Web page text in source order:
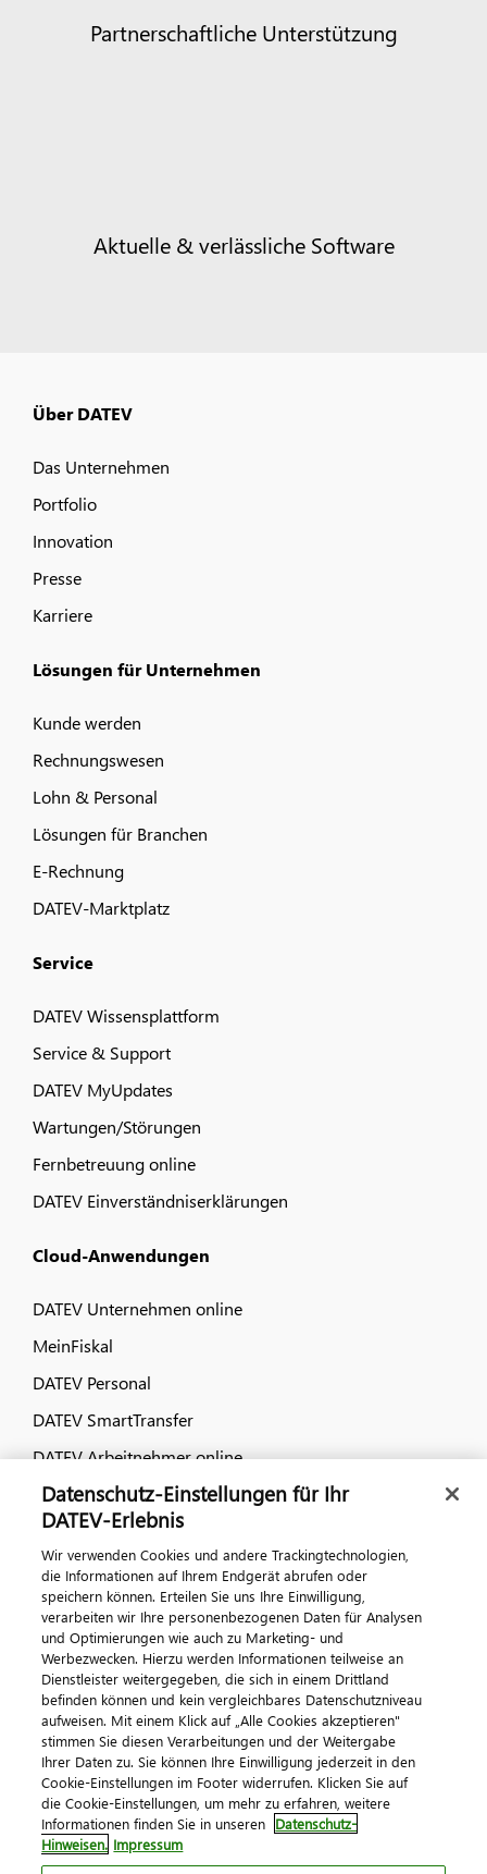
Partnerschaftliche Unterstützung
Aktuelle & verlässliche Software
Über DATEV
Das Unternehmen
Portfolio
Innovation
Presse
Karriere
Lösungen für Unternehmen
Kunde werden
Rechnungswesen
Lohn & Personal
Lösungen für Branchen
E-Rechnung
DATEV-Marktplatz
Service
DATEV Wissensplattform
Service & Support
DATEV MyUpdates
Wartungen/Störungen
Fernbetreuung online
DATEV Einverständniserklärungen
Cloud-Anwendungen
DATEV Unternehmen online
MeinFiskal
DATEV Personal
DATEV SmartTransfer
DATEV Arbeitnehmer online
Dialog & Medien
Veranstaltungen
DATEV magazin
DATEV-Community
DATEV-Newsletter
Kontaktieren Sie uns
Datenschutz-Einstellungen für Ihr
DATEV-Erlebnis
Wir verwenden Cookies und andere Trackingtechnologien,
die Informationen auf Ihrem Endgerät abrufen oder
speichern können. Erteilen Sie uns Ihre Einwilligung,
verarbeiten wir Ihre personenbezogenen Daten für Analysen
und Optimierungen wie auch zu Marketing- und
Werbezwecken. Hierzu werden Informationen teilweise an
Dienstleister weitergegeben, die sich in einem Drittland
befinden können und kein vergleichbares Datenschutzniveau
aufweisen. Mit einem Klick auf „Alle Cookies akzeptieren"
stimmen Sie diesen Verarbeitungen und der Weitergabe
Ihrer Daten zu. Sie können Ihre Einwilligung jederzeit in den
Cookie-Einstellungen im Footer widerrufen. Klicken Sie auf
die Cookie-Einstellungen, um mehr zu erfahren, weitere
Informationen finden Sie in unseren Datenschutz-
Hinweisen. Impressum